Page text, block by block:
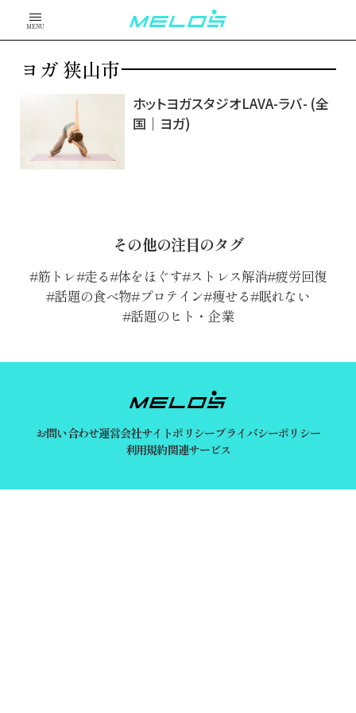
MENU
ヨガ 狭山市
ホットヨガスタジオLAVA-ラバ- (全
国｜ヨガ)
その他の注目のタグ
筋トレ 走る 体をほぐす ストレス解消 疲労回復
話題の食べ物 プロテイン 痩せる 眠れない
話題のヒト・企業
お問い合わせ運営会社サイトポリシープライバシーポリシー
利用規約関連サービス